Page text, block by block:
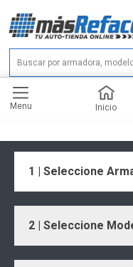
Menu Inicio
1 | Seleccione
2 | Seleccione